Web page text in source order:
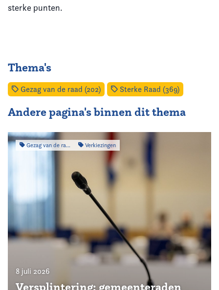
sterke punten.
Thema's
Gezag van de raad (202) Sterke Raad (369)
Andere pagina's binnen dit thema
Gezag van de raad Verkiezingen
8 juli 2026
Versplintering: gemeenteraden